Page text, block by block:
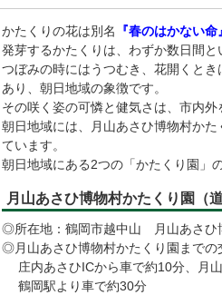
かたくりの花は別名 『春のはかない命』
発芽するかたくりは、わずか数日間と
つぼみの時にはうつむき、花開くと
あり、朝日地域の象徴です。
その咲く姿の可憐と健気さは、市内
朝日地域には、月山あさひ博物村かた
ています。
朝日地域にある2つの「かたくり園」
月山あさひ博物村かたくり園（
◎所在地：鶴岡市越中山 月山あさ
◎月山あさひ博物村かたくり園までの
庄内あさひICから車で約10分、月
鶴岡駅より車で約30分